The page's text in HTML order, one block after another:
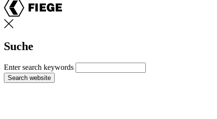
Suche
Enter search keywords